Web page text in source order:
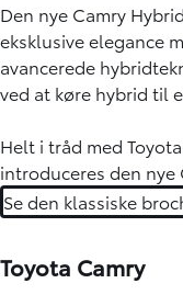
Den nye Camry
eksklusive elegance
avancerede
ved at køre hybrid til
Helt i tråd med
introduceres den
Se den klassiske
Toyota Camry